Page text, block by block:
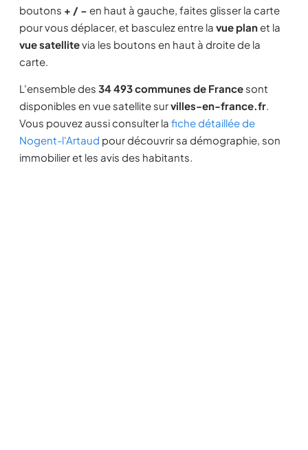
boutons + / − en haut à gauche, faites glisser la carte
pour vous déplacer, et basculez entre la vue planet la
vue satellitevia les boutons en haut à droite de la
carte.
L'ensemble des 34 493 communes de France sont
disponibles en vue satellite survilles-en-france.fr.
Vous pouvez aussi consulter la fiche détaillée de
Nogent-l'Artaud pour découvrir sa démographie, son
immobilier et les avis des habitants.